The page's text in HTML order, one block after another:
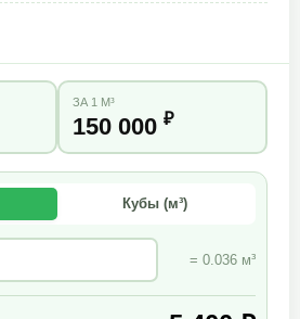
ЗА 1 М³
150 000 ₽
Кубы (м³)
= 0.036 м³